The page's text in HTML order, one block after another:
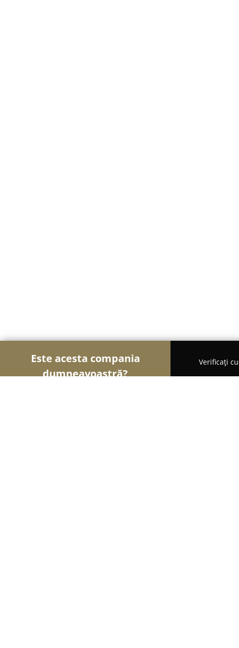
Este acesta compania
dumneavoastră?
Verificați